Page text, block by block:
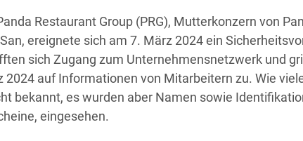
Restaurant Group (PRG), Mutterkonzern von
ereignete sich am 7. März 2024 ein
sich Zugang zum Unternehmensnetzwerk und
2024 auf Informationen von Mitarbeitern zu. Wie
bekannt, es wurden aber Namen sowie
eingesehen.